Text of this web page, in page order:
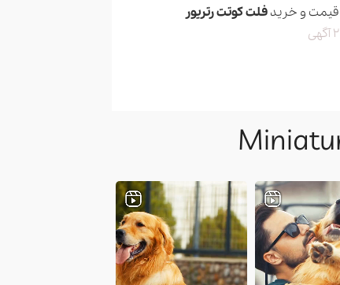
قیمت و خریدفلت کوتت رتریور
2 آگهی